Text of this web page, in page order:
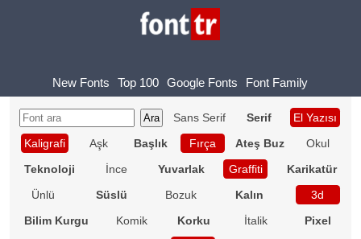
New Fonts Top 100 Google Fonts Font Family
Sans Serif Serif
El Yazısı
Kaligrafi
Aşk Başlık Fırça Ateş Buz
Okul
Teknoloji
İnce Yuvarlak Graffiti
Karikatür
Ünlü
Süslü Bozuk Kalın
3d
Bilim Kurgu
Komik Korku İtalik
Pixel